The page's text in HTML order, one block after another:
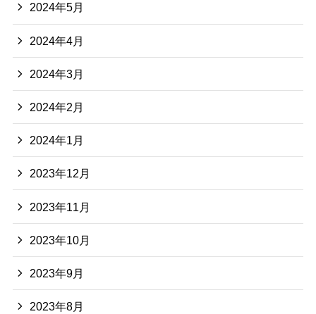
2024年5月
2024年4月
2024年3月
2024年2月
2024年1月
2023年12月
2023年11月
2023年10月
2023年9月
2023年8月